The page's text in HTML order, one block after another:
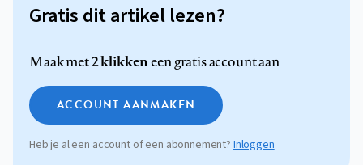
Gratis dit artikel lezen?
Maak met2 klikkeneen gratis account aan
ACCOUNT AANMAKEN
Heb je al een account of een abonnement? Inloggen